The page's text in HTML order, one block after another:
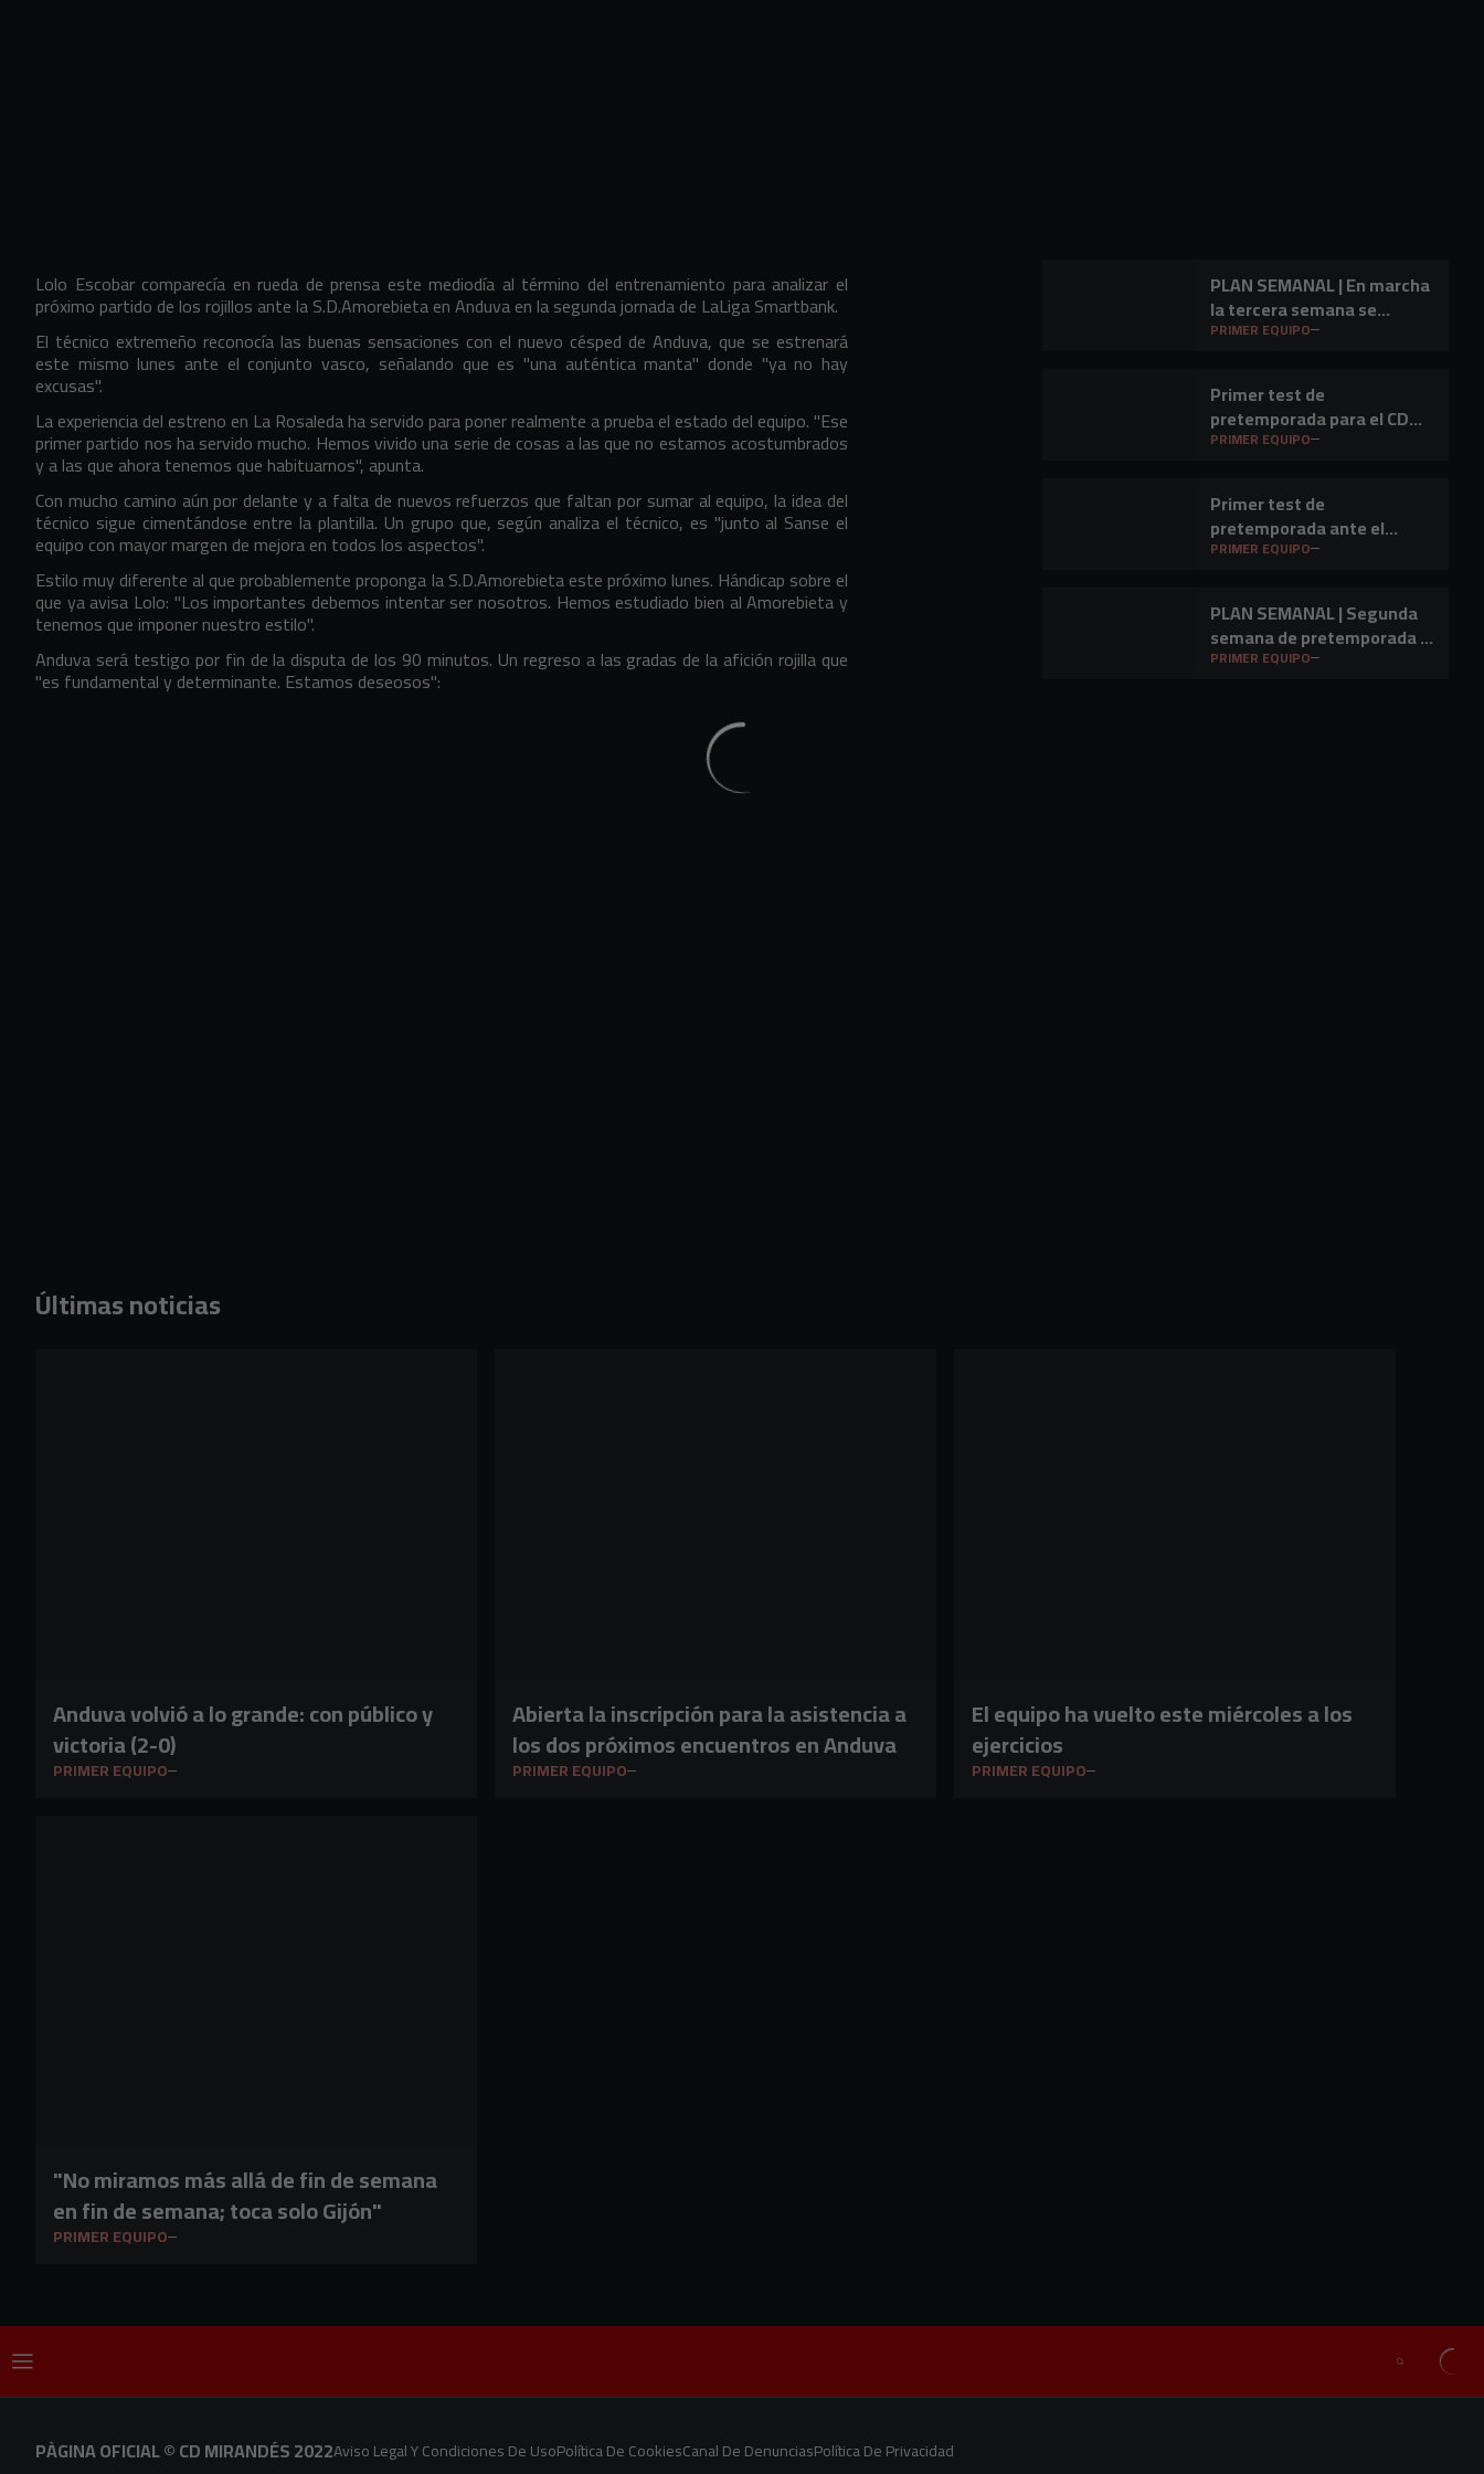
Lolo Escobar comparecía en rueda de prensa este mediodía al término del entrenamiento para analizar el
próximo partido de los rojillos ante la S.D.Amorebieta en Anduva en la segunda jornada de LaLiga Smartbank.
El técnico extremeño reconocía las buenas sensaciones con el nuevo césped de Anduva, que se estrenará
este mismo lunes ante el conjunto vasco, señalando que es "una auténtica manta" donde "ya no hay
excusas".
La experiencia del estreno en La Rosaleda ha servido para poner realmente a prueba el estado del equipo. "Ese
primer partido nos ha servido mucho. Hemos vivido una serie de cosas a las que no estamos acostumbrados
y a las que ahora tenemos que habituarnos", apunta.
Con mucho camino aún por delante y a falta de nuevos refuerzos que faltan por sumar al equipo, la idea del
técnico sigue cimentándose entre la plantilla. Un grupo que, según analiza el técnico, es "junto al Sanse el
equipo con mayor margen de mejora en todos los aspectos".
Estilo muy diferente al que probablemente proponga la S.D.Amorebieta este próximo lunes. Hándicap sobre el
que ya avisa Lolo: "Los importantes debemos intentar ser nosotros. Hemos estudiado bien al Amorebieta y
tenemos que imponer nuestro estilo".
Anduva será testigo por fin de la disputa de los 90 minutos. Un regreso a las gradas de la afición rojilla que
"es fundamental y determinante. Estamos deseosos":
PLAN SEMANAL | En marcha
la tercera semana se
preparación
PRIMER EQUIPO
Primer test de
pretemporada para el CD
Mirandés en Lasesarre
PRIMER EQUIPO
Primer test de
pretemporada ante el
Barakaldo CF
PRIMER EQUIPO
PLAN SEMANAL | Segunda
semana de pretemporada y
primer amistoso a la vista
PRIMER EQUIPO
Últimas noticias
Anduva volvió a lo grande: con público y
victoria (2-0)
PRIMER EQUIPO
Abierta la inscripción para la asistencia a
los dos próximos encuentros en Anduva
PRIMER EQUIPO
El equipo ha vuelto este miércoles a los
ejercicios
PRIMER EQUIPO
"No miramos más allá de fin de semana
en fin de semana; toca solo Gijón"
PRIMER EQUIPO
Aviso Legal Y Condiciones De UsoPolítica De CookiesCanal De DenunciasPolítica De Privacidad
PÀGINA OFICIAL © CD MIRANDÉS 2022